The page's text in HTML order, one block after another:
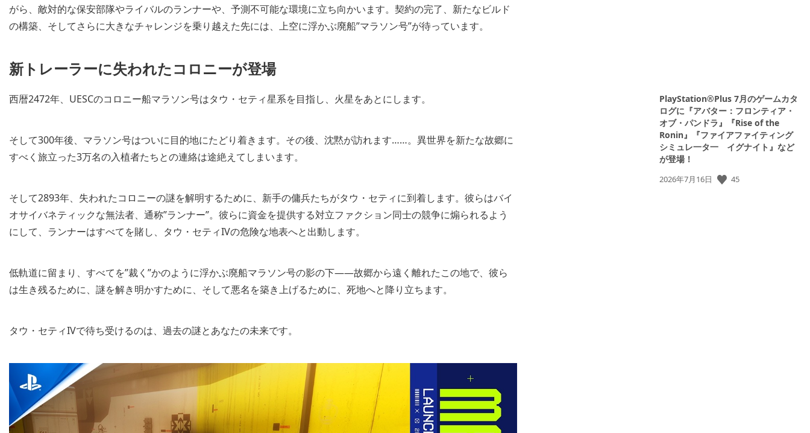
がら、敵対的な保安部隊やライバルのランナーや、予測不可能な環境に立ち向かいます。契約の完了、新たなビルド
の構築、そしてさらに大きなチャレンジを乗り越えた先には、上空に浮かぶ廃船”マラソン号”が待っています。
新トレーラーに失われたコロニーが登場
西暦2472年、UESCのコロニー船マラソン号はタウ・セティ星系を目指し、火星をあとにします。
そして300年後、マラソン号はついに目的地にたどり着きます。その後、沈黙が訪れます……。異世界を新たな故郷に
すべく旅立った3万名の入植者たちとの連絡は途絶えてしまいます。
そして2893年、失われたコロニーの謎を解明するために、新手の傭兵たちがタウ・セティに到着します。彼らはバイ
オサイバネティックな無法者、通称”ランナー”。彼らに資金を提供する対立ファクション同士の競争に煽られるよう
にして、ランナーはすべてを賭し、タウ・セティIVの危険な地表へと出動します。
低軌道に留まり、すべてを”裁く”かのように浮かぶ廃船マラソン号の影の下――故郷から遠く離れたこの地で、彼ら
は生き残るために、謎を解き明かすために、そして悪名を築き上げるために、死地へと降り立ちます。
タウ・セティIVで待ち受けるのは、過去の謎とあなたの未来です。
PlayStation®Plus 7月のゲームカタ
ログに『アバター：フロンティア・
オブ・パンドラ』『Rise of the
Ronin』『ファイアファイティング
シミュレ一タ一 イグナイト』など
が登場！
公
2026年7月16日 45